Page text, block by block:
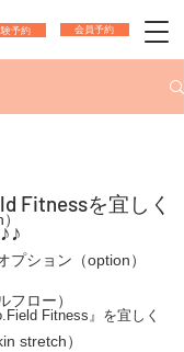
予約 会員予約
プション（option）
フロー）
stretch）
Fitnessを宜しく
Fitness』を宜しく